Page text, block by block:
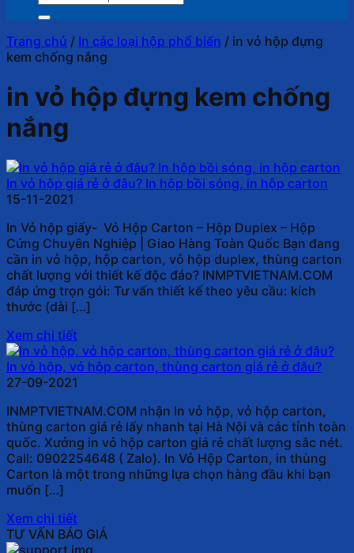
kiếm:
Trang chủ / In các loại hộp phổ biến / in vỏ hộp đựng
kem chống nắng
in vỏ hộp đựng kem chống
nắng
In vỏ hộp giá rẻ ở đâu? In hộp bồi sóng, in hộp carton
15-11-2021
In Vỏ hộp giấy- Vỏ Hộp Carton – Hộp Duplex – Hộp
Cứng Chuyên Nghiệp | Giao Hàng Toàn Quốc Bạn đang
cần in vỏ hộp, hộp carton, vỏ hộp duplex, thùng carton
chất lượng với thiết kế độc đáo? INMPTVIETNAM.COM
đáp ứng trọn gói: Tư vấn thiết kế theo yêu cầu: kích
thước (dài […]
Xem chi tiết
In vỏ hộp, vỏ hộp carton, thùng carton giá rẻ ở đâu?
27-09-2021
INMPTVIETNAM.COM nhận In vỏ hộp, vỏ hộp carton,
thùng carton giá rẻ lấy nhanh tại Hà Nội và các tỉnh toàn
quốc. Xưởng in vỏ hộp carton giá rẻ chất lượng sắc nét.
Call: 0902254648 ( Zalo). In Vỏ Hộp Carton, in thùng
Carton là một trong những lựa chọn hàng đầu khi bạn
muốn […]
Xem chi tiết
TƯ VẤN BÁO GIÁ